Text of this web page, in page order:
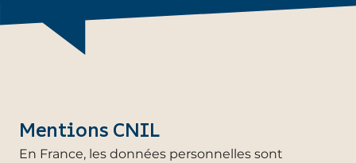
Mentions CNIL
En France, les données personnelles sont